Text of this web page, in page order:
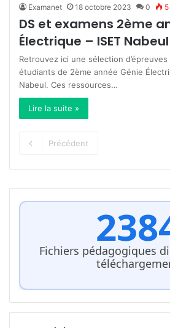
Examanet 18 octobre 2023 0
DS et examens 2ème
Électrique – ISET Nabeul
Retrouvez ici une sélection
étudiants de 2ème année Génie
Nabeul. Ces ressources…
Lire la suite »
Précédent
Fichiers pédagogiques